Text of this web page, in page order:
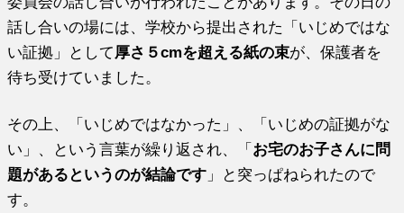
話し合いの場には、学校から提出された「いじめではな
い証拠」として 厚さ５cmを超える紙の束が、保護者を
待ち受けていました。
その上、「いじめではなかった」、「いじめの証拠がな
い」、という言葉が繰り返され、「 お宅のお子さんに問
題があるというのが結論です 」と突っぱねられたので
す。